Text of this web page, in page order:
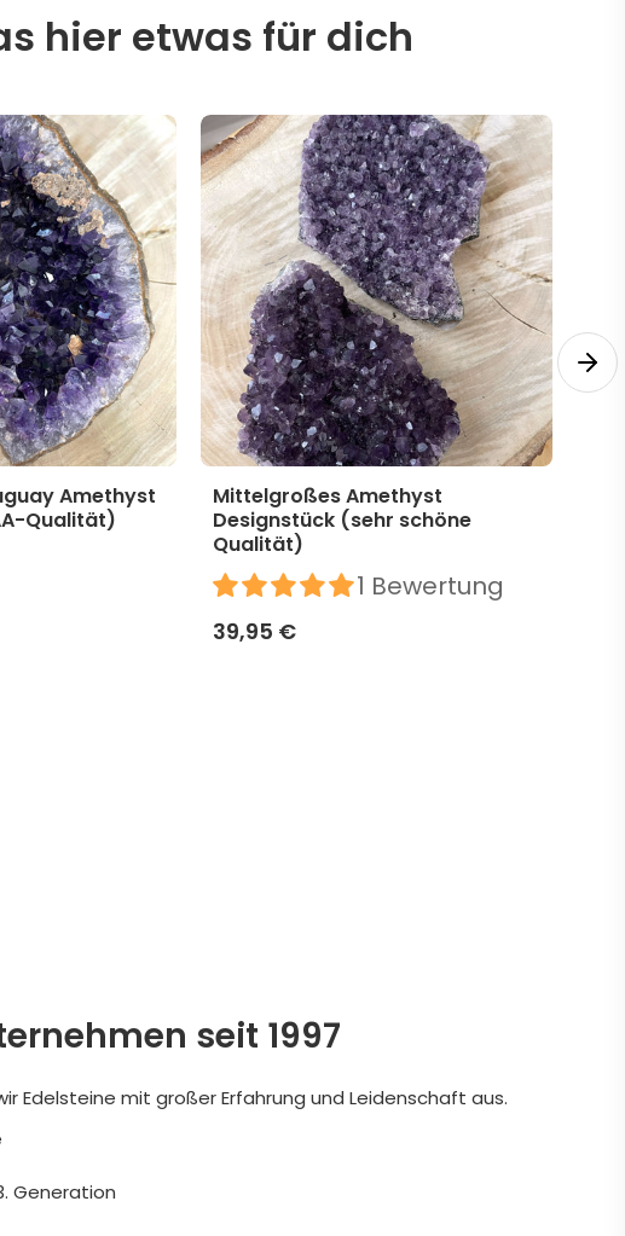
hier etwas für dich
Amethyst
Qualität)
Mittelgroßes Amethyst
Designstück (sehr schöne
Qualität)
1 Bewertung
39,95 €
seit 1997
Edelsteine mit großer Erfahrung und Leidenschaft aus.
Generation